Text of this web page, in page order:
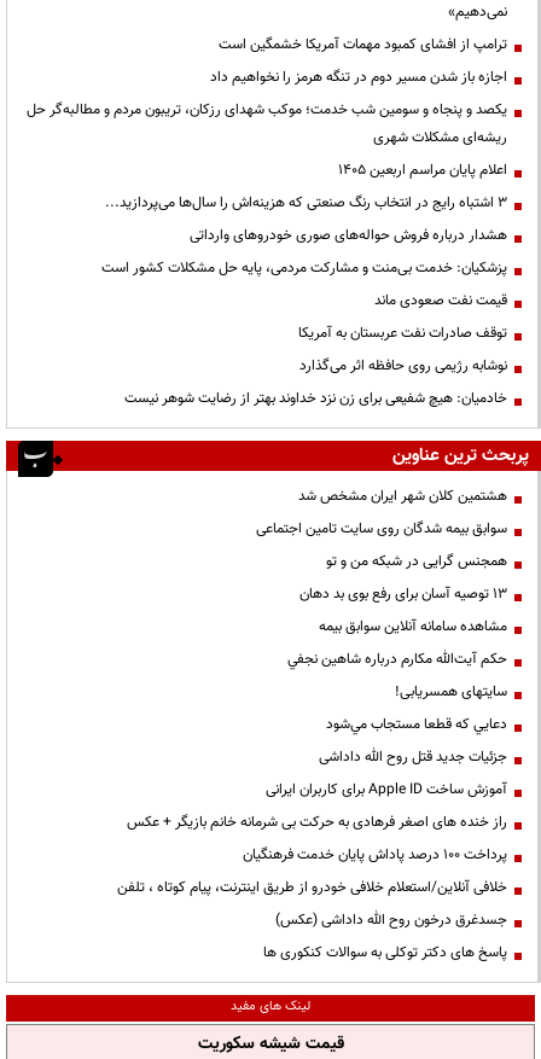
نمی‌دهیم»
ترامپ از افشای کمبود مهمات آمریکا خشمگین است
اجازه باز شدن مسیر دوم در تنگه هرمز را نخواهیم داد
یکصد و پنجاه و سومین شب خدمت؛ موکب شهدای رزکان، تریبون مردم و مطالبه‌گر حل
ریشه‌ای مشکلات شهری
اعلام پایان مراسم اربعین ۱۴۰۵
3 اشتباه رایج در انتخاب رنگ صنعتی که هزینه‌اش را سال‌ها می‌پردازید...
هشدار درباره فروش حواله‌های صوری خودروهای وارداتی
پزشکیان: خدمت بی‌منت و مشارکت مردمی، پایه حل مشکلات کشور است
قیمت نفت صعودی ماند
توقف صادرات نفت عربستان به آمریکا
نوشابه رژیمی روی حافظه اثر می‌گذارد
خادمیان: هیچ شفیعی برای زن نزد خداوند بهتر از رضایت شوهر نیست
پربحث ترین عناوین
هشتمین کلان شهر ایران مشخص شد
سوابق بیمه شدگان روی سایت تامین اجتماعی
همجنس گرایی در شبکه من و تو
13 توصیه آسان برای رفع بوی بد دهان
مشاهده سامانه آنلاين سوابق بیمه
حكم آيت‌الله مكارم درباره شاهين نجفي
سایتهای همسریابی!
دعايي كه قطعا مستجاب مي‌شود
جزئیات جدید قتل روح الله داداشی
آموزش ساخت Apple ID برای کاربران ایرانی
راز خنده های اصغر فرهادی به حرکت بی شرمانه خانم بازیگر + عکس
پرداخت ۱۰۰ درصد پاداش پایان خدمت فرهنگیان
خلافی آنلاین/استعلام خلافی خودرو از طریق اینترنت، پیام کوتاه ، تلفن
جسدغرق درخون روح الله داداشی (عکس)
پاسخ های دکتر توکلی به سوالات کنکوری ها
لینک های مفید
قیمت شیشه سکوریت